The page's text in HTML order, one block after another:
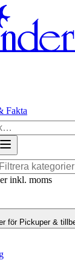
Fakta
inkl. moms
för Pickuper &